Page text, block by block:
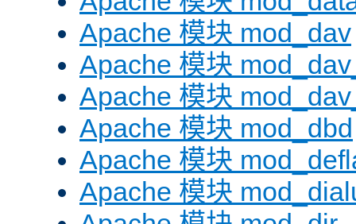
Apache 模块 mod_dav
Apache 模块
Apache 模块
Apache 模块 mod_dbd
Apache 模块
Apache 模块